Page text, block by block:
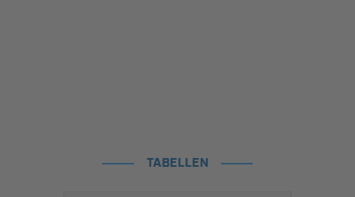
TABELLEN